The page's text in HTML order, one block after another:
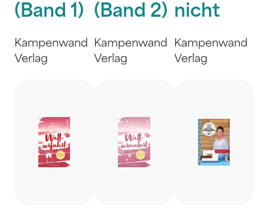
(Band 1)
Kampenwand
Verlag
(Band 2)
Kampenwand
Verlag
nicht
Kampenwand
Verlag